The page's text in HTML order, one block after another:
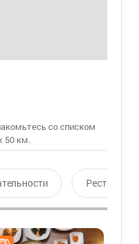
со списком
50 км.
Ресторан